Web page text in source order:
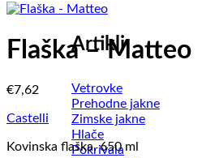
Artikli
Vetrovke
Prehodne jakne
Zimske jakne
Hlače
Pokrivala
Flaška – Matteo
€7,62
Castelli
Kovinska flaška. 650 ml